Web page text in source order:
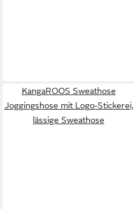
KangaROOS Sweathose
Joggingshose mit Logo-Stickerei,
lässige Sweathose